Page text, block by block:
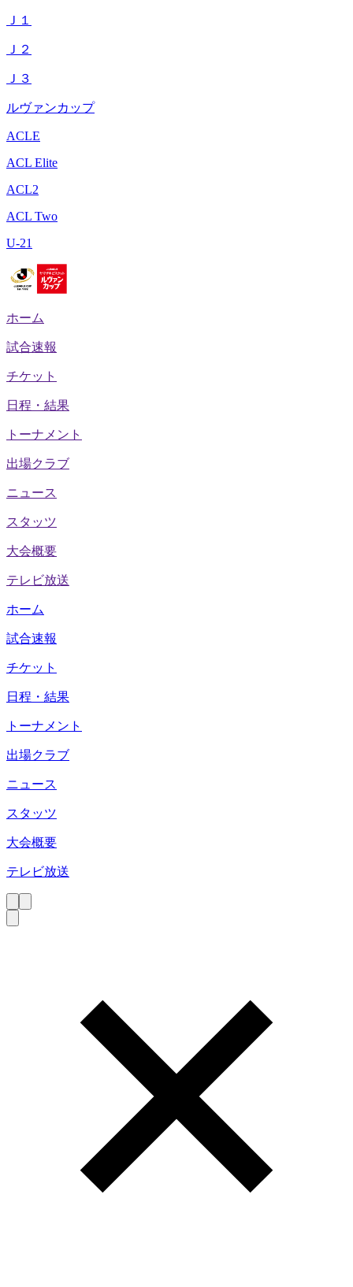
Ｊ１
Ｊ２
Ｊ３
ルヴァンカップ
ACLE
ACL Elite
ACL2
ACL Two
U-21
ホーム
試合速報
チケット
日程・結果
トーナメント
出場クラブ
ニュース
スタッツ
大会概要
テレビ放送
ホーム
試合速報
チケット
日程・結果
トーナメント
出場クラブ
ニュース
スタッツ
大会概要
テレビ放送